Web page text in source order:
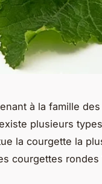
à la famille
plusieurs
la courgette la
courgettes rondes